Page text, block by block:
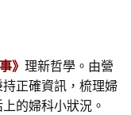
》 理新哲學。由營
正確資訊，梳理婦
的婦科小狀況。